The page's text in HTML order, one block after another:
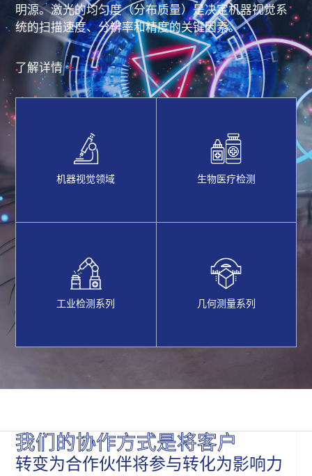
明源。激光的均匀度（分布质量）是决定机器视觉系
统的扫描速度、分辨率和精度的关键因素。
了解详情
机器视觉领域 生物医疗检测
工业检测系列 几何测量系列
我们的协作方式是将客户
转变为合作伙伴将参与转化为影响力